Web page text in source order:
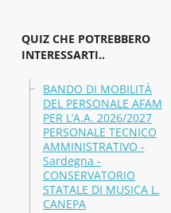
QUIZ CHE POTREBBERO
INTERESSARTI..
BANDO DI MOBILITÀ
DEL PERSONALE AFAM
PER L’A.A. 2026/2027
PERSONALE TECNICO
AMMINISTRATIVO -
Sardegna -
CONSERVATORIO
STATALE DI MUSICA L.
CANEPA